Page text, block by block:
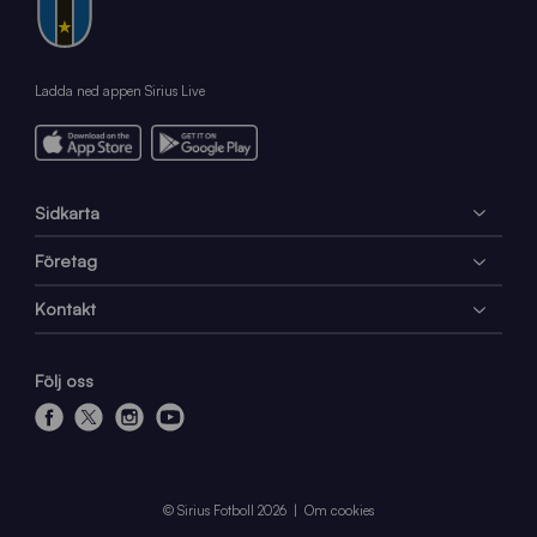
Ladda ned appen Sirius Live
Sidkarta
Företag
Kontakt
Följ oss
f
x
i
y
t
© Sirius Fotboll 2026 Om cookies